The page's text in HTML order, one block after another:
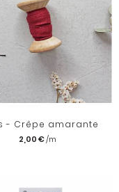
- Crêpe amarante
2,00 €